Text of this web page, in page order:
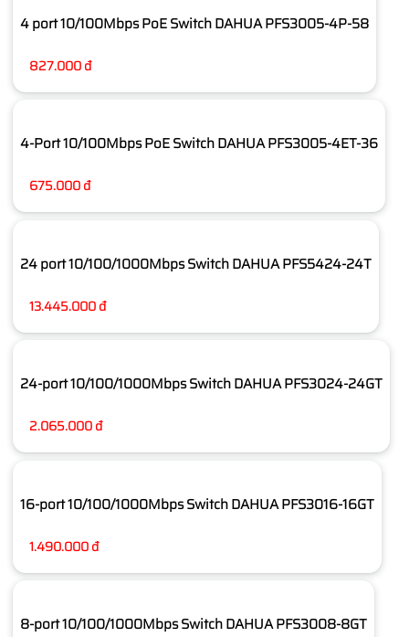
4 port 10/100Mbps PoE Switch DAHUA PFS3005-4P-58
827.000 đ
4-Port 10/100Mbps PoE Switch DAHUA PFS3005-4ET-36
675.000 đ
24 port 10/100/1000Mbps Switch DAHUA PFS5424-24T
13.445.000 đ
24-port 10/100/1000Mbps Switch DAHUA PFS3024-24GT
2.065.000 đ
16-port 10/100/1000Mbps Switch DAHUA PFS3016-16GT
1.490.000 đ
8-port 10/100/1000Mbps Switch DAHUA PFS3008-8GT